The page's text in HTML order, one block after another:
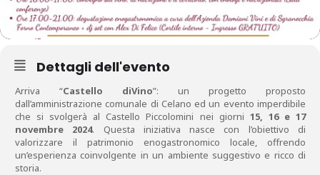
Dettagli dell'evento
Arriva “Castello diVino”: un progetto proposto
dall’amministrazione comunale di Celano ed un evento imperdibile
che si svolgerà al Castello Piccolomini nei giorni 15, 16 e 17
novembre 2024. Questa iniziativa nasce con l’obiettivo di
valorizzare il patrimonio enogastronomico locale, offrendo
un’esperienza coinvolgente in un ambiente suggestivo e ricco di
storia.